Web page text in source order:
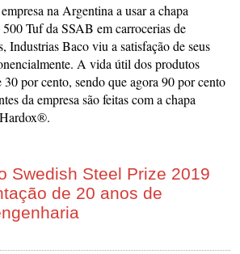
na Argentina a usar a chapa
Tuf da SSAB em carrocerias de
Industrias Baco viu a satisfação de seus
A vida útil dos produtos
30 por cento, sendo que agora 90 por cento
da empresa são feitas com a chapa
Hardox®.
Swedish Steel Prize 2019
de 20 anos de